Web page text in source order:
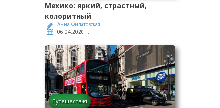
Мехико: яркий, страстный,
колоритный
Анна Филатовская
06.04.2020 г.
Путешествия